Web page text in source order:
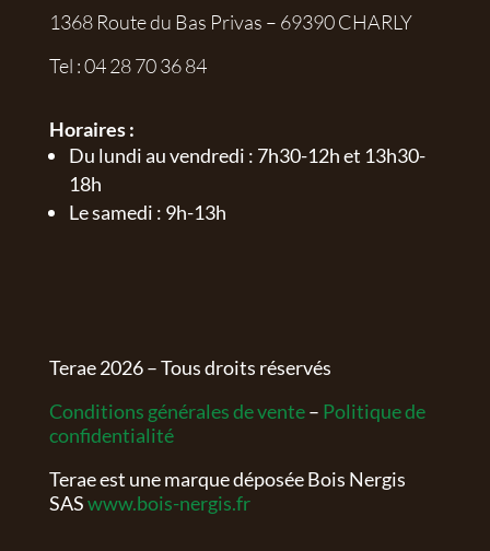
1368 Route du Bas Privas – 69390 CHARLY
Tel :04 28 70 36 84
Horaires :
Du lundi au vendredi : 7h30-12h et 13h30-
18h
Le samedi : 9h-13h
Terae2026– Tous droits réservés
Conditions générales de vente– Politique de
confidentialité
Terae est une marque déposée Bois Nergis
SASwww.bois-nergis.fr